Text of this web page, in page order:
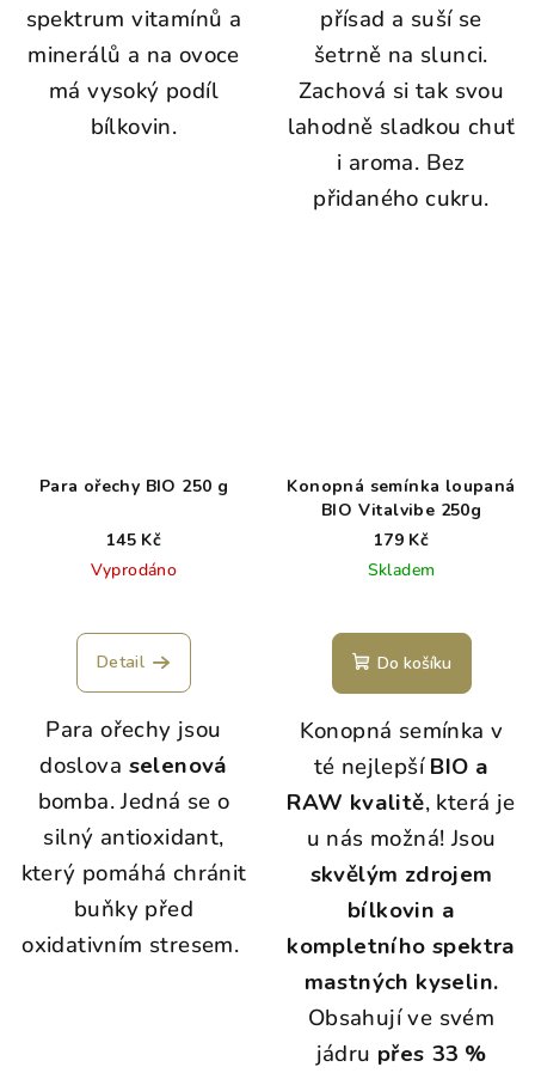
spektrum vitamínů a
minerálů a na ovoce
má vysoký podíl
bílkovin.
přísad a suší se
šetrně na slunci.
Zachová si tak svou
lahodně sladkou chuť
i aroma. Bez
přidaného cukru.
Para ořechy BIO 250 g
145 Kč
Vyprodáno
Detail
Para ořechy jsou
doslova selenová
bomba. Jedná se o
silný antioxidant,
který pomáhá chránit
buňky před
oxidativním stresem.
Konopná semínka loupaná
BIO Vitalvibe 250g
179 Kč
Skladem
Do košíku
Konopná semínka v
té nejlepšíBIO a
RAW kvalitě, která je
u nás možná! Jsou
skvělým zdrojem
bílkovin a
kompletního spektra
mastných kyselin.
Obsahují ve svém
jádru přes 33 %